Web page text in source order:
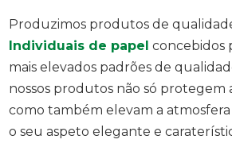
Produzimos produtos de
Individuais de papel concebidos
mais elevados padrões de
nossos produtos não só protegem
como também elevam a
o seu aspeto elegante e